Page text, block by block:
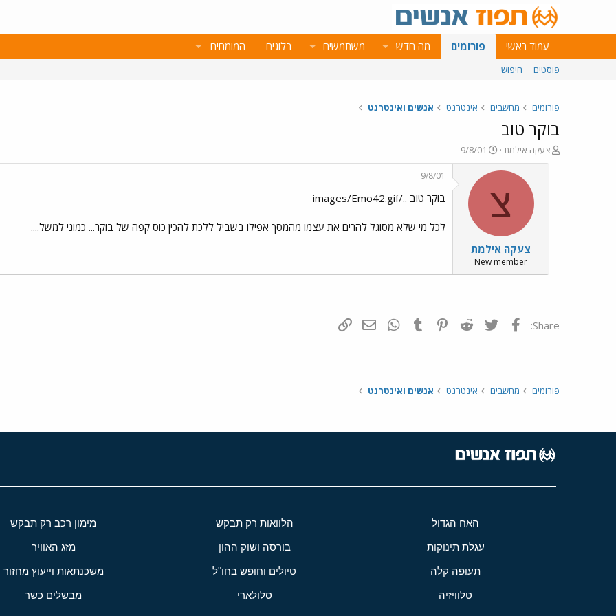
עמוד ראשי פורומים מה חדש משתמשים בלוגים המומחים
פוסטים חיפוש
פורומים מחשבים אינטרנט אנשים ואינטרנט
בוקר טוב
פ
ו
צעקה אילמת
פ
ו
ר
א
ר
י
ך
9/8/01
צ
צעקה אילמת
New member
9/8/01
בוקר טוב ../images/Emo42.gif
לכל מי שלא מסוגל להרים את עצמו מהמסך אפילו בשביל ללכת להכין כוס קפה של בוקר... כמוני למשל....
Share: פייסבוק Twitter
Reddit
Pinterest
Tumblr
WhatsAppדואר אלקטרוני
פורומים מחשבים אינטרנט אנשים ואינטרנט
האח הגדול הלוואות רק תבקש מימון רכב רק תבקש
עגלת תינוקות בורסה ושוק ההון מזג האוויר
תעופה קלה טיולים וחופש בחו"ל משכנתאות וייעוץ מחזור
טלוויזיה סלולארי מבשלים כשר